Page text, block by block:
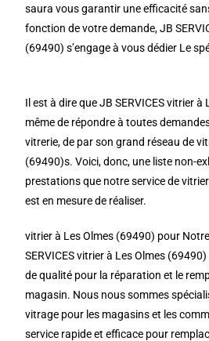
saura vous garantir une efficacité
fonction de votre demande, JB
(69490) s’engage à vous dédier Le
Il est à dire que JB SERVICES vitrier
même de répondre à toutes
vitrerie, de par son grand réseau de
(69490)s. Voici, donc, une liste non-
prestations que notre service de
est en mesure de réaliser.
vitrier à Les Olmes (69490) pour
SERVICES vitrier à Les Olmes
de qualité pour la réparation et le
magasin. Nous nous sommes
vitrage pour les magasins et les
service rapide et efficace pour